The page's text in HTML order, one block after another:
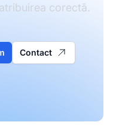
corectă.
Contact